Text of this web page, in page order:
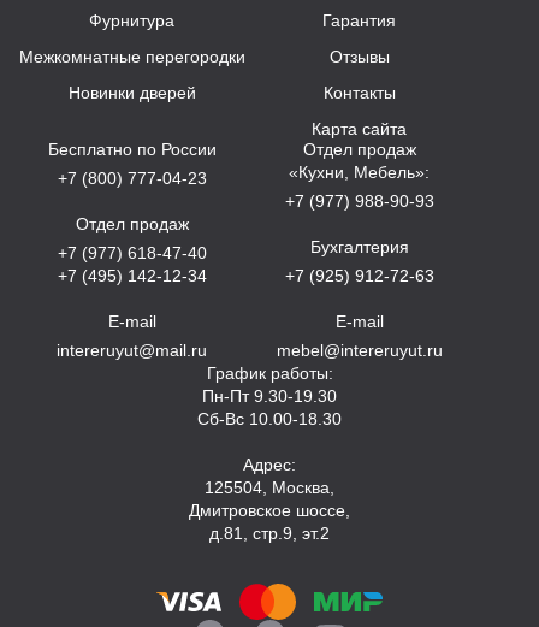
Фурнитура
Межкомнатные перегородки
Новинки дверей
Гарантия
Отзывы
Контакты
Карта сайта
Бесплатно по России
+7 (800) 777-04-23
Отдел продаж
+7 (977) 618-47-40
+7 (495) 142-12-34
E-mail
intereruyut@mail.ru
Отдел продаж
«Кухни, Мебель»:
+7 (977) 988-90-93
Бухгалтерия
+7 (925) 912-72-63
E-mail
mebel@intereruyut.ru
График работы:
Пн-Пт 9.30-19.30
Сб-Вс 10.00-18.30
Адрес:
125504, Москва,
Дмитровское шоссе,
д.81, стр.9, эт.2